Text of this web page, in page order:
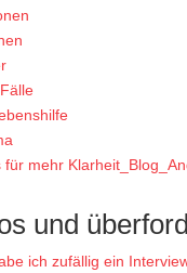
und
ich zufällig ein